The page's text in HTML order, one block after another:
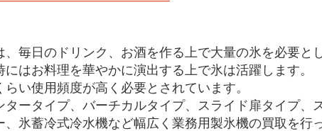
毎日のドリンク、お酒を作る上で大量の氷を必要と
はお料理を華やかに演出する上で氷は活躍します。
い使用頻度が高く必要とされています。
ータイプ、バーチカルタイプ、スライド扉タイプ、
氷蓄冷式冷水機など幅広く業務用製氷機の買取を行